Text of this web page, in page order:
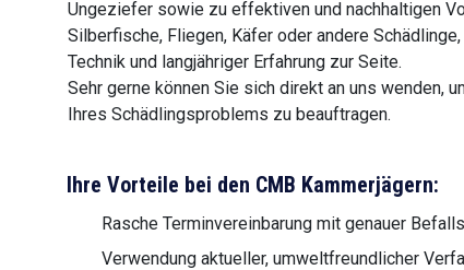
Ungeziefer sowie zu effektiven und nachhaltigen
Silberfische, Fliegen, Käfer oder andere
Technik und langjähriger Erfahrung zur Seite.
Sehr gerne können Sie sich direkt an uns wenden,
Ihres Schädlingsproblems zu beauftragen.
Ihre Vorteile bei den CMB Kammerjägern:
Rasche Terminvereinbarung mit genauer
Verwendung aktueller, umweltfreundlicher